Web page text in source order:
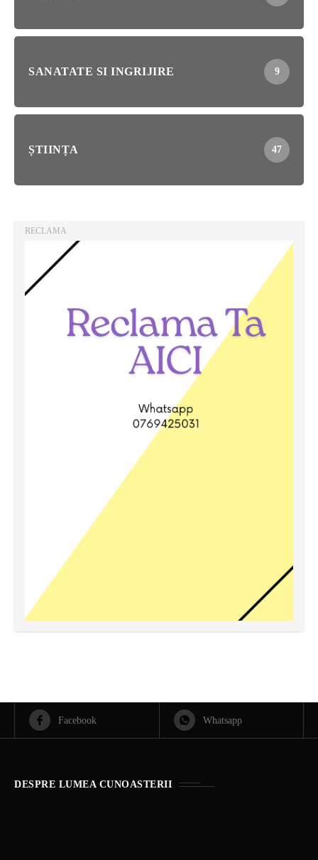
SANATATE SI INGRIJIRE 9
ȘTIINȚA 47
RECLAMA
Facebook Whatsapp
DESPRE LUMEA CUNOASTERII